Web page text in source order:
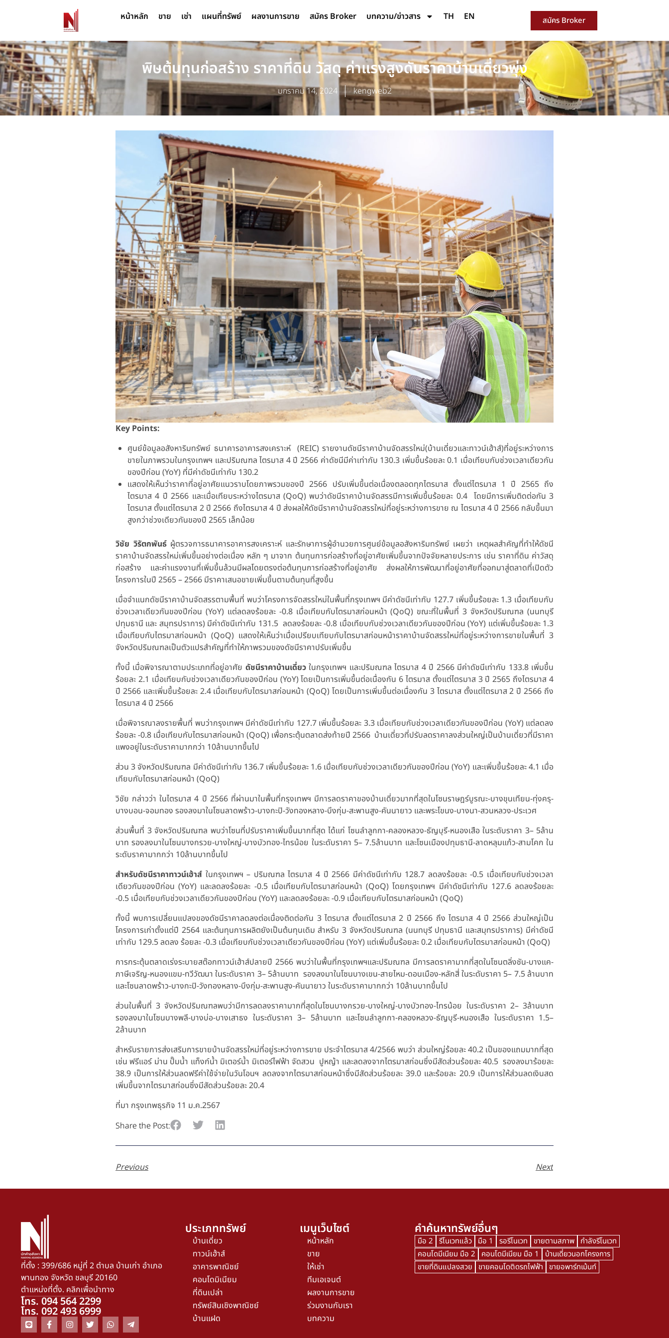
หน้าหลัก ขาย เช่า แผนที่ทรัพย์ ผลงานการขาย สมัคร Broker บทความ/ข่าวสาร TH EN สมัคร Broker
พิษต้นทุนก่อสร้าง ราคาที่ดิน วัสดุ ค่าแรงสูงดันราคาบ้านเดี่ยวพุ่ง
มกราคม 14, 2024 kengweb2
Key Points:
ศูนย์ข้อมูลอสังหาริมทรัพย์ ธนาคารอาคารสงเคราะห์ (REIC) รายงานดัชนีราคาบ้านจัดสรรใหม่(บ้านเดี่ยวและทาวน์เฮ้าส์)ที่อยู่ระหว่างการ
ขายในภาพรวมในกรุงเทพฯ และปริมณฑล ไตรมาส 4 ปี 2566 ค่าดัชนีมีค่าเท่ากับ 130.3 เพิ่มขึ้นร้อยละ 0.1 เมื่อเทียบกับช่วงเวลาเดียวกัน
ของปีก่อน (YoY) ที่มีค่าดัชนีเท่ากับ 130.2
แสดงให้เห็นว่าราคาที่อยู่อาศัยแนวราบโดยภาพรวมของปี 2566 ปรับเพิ่มขึ้นต่อเนื่องตลอดทุกไตรมาส ตั้งแต่ไตรมาส 1 ปี 2565 ถึง
ไตรมาส 4 ปี 2566 และเมื่อเทียบระหว่างไตรมาส (QoQ) พบว่าดัชนีราคาบ้านจัดสรรมีการเพิ่มขึ้นร้อยละ 0.4 โดยมีการเพิ่มติดต่อกัน 3
ไตรมาส ตั้งแต่ไตรมาส 2 ปี 2566 ถึงไตรมาส 4 ปี ส่งผลให้ดัชนีราคาบ้านจัดสรรใหม่ที่อยู่ระหว่างการขาย ณ ไตรมาส 4 ปี 2566 กลับขึ้นมา
สูงกว่าช่วงเดียวกันของปี 2565 เล็กน้อย
วิชัย วิรัตกพันธ์ผู้ตรวจการธนาคารอาคารสงเคราะห์ และรักษาการผู้อำนวยการศูนย์ข้อมูลอสังหาริมทรัพย์ เผยว่า เหตุผลสำคัญที่ทำให้ดัชนี
ราคาบ้านจัดสรรใหม่เพิ่มขึ้นอย่างต่อเนื่อง หลัก ๆ มาจาก ต้นทุนการก่อสร้างที่อยู่อาศัยเพิ่มขึ้นจากปัจจัยหลายประการ เช่น ราคาที่ดิน ค่าวัสดุ
ก่อสร้าง และค่าแรงงานที่เพิ่มขึ้นล้วนมีผลโดยตรงต่อต้นทุนการก่อสร้างที่อยู่อาศัย ส่งผลให้การพัฒนาที่อยู่อาศัยที่ออกมาสู่ตลาดที่เปิดตัว
โครงการในปี 2565 – 2566 มีราคาเสนอขายเพิ่มขึ้นตามต้นทุนที่สูงขึ้น
เมื่อจำแนกดัชนีราคาบ้านจัดสรรตามพื้นที่ พบว่าโครงการจัดสรรใหม่ในพื้นที่กรุงเทพฯ มีค่าดัชนีเท่ากับ 127.7 เพิ่มขึ้นร้อยละ 1.3 เมื่อเทียบกับ
ช่วงเวลาเดียวกันของปีก่อน (YoY) แต่ลดลงร้อยละ -0.8 เมื่อเทียบกับไตรมาสก่อนหน้า (QoQ) ขณะที่ในพื้นที่ 3 จังหวัดปริมณฑล (นนทบุรี
ปทุมธานี และ สมุทรปราการ) มีค่าดัชนีเท่ากับ 131.5 ลดลงร้อยละ -0.8 เมื่อเทียบกับช่วงเวลาเดียวกันของปีก่อน (YoY) แต่เพิ่มขึ้นร้อยละ 1.3
เมื่อเทียบกับไตรมาสก่อนหน้า (QoQ) แสดงให้เห็นว่าเมื่อเปรียบเทียบกับไตรมาสก่อนหน้าราคาบ้านจัดสรรใหม่ที่อยู่ระหว่างการขายในพื้นที่ 3
จังหวัดปริมณฑลเป็นตัวแปรสำคัญที่ทำให้ภาพรวมของดัชนีราคาปรับเพิ่มขึ้น
ทั้งนี้ เมื่อพิจารณาตามประเภทที่อยู่อาศัย ดัชนีราคาบ้านเดี่ยวในกรุงเทพฯ และปริมณฑล ไตรมาส 4 ปี 2566 มีค่าดัชนีเท่ากับ 133.8 เพิ่มขึ้น
ร้อยละ 2.1 เมื่อเทียบกับช่วงเวลาเดียวกันของปีก่อน (YoY) โดยเป็นการเพิ่มขึ้นต่อเนื่องกัน 6 ไตรมาส ตั้งแต่ไตรมาส 3 ปี 2565 ถึงไตรมาส 4
ปี 2566 และเพิ่มขึ้นร้อยละ 2.4 เมื่อเทียบกับไตรมาสก่อนหน้า (QoQ) โดยเป็นการเพิ่มขึ้นต่อเนื่องกัน 3 ไตรมาส ตั้งแต่ไตรมาส 2 ปี 2566 ถึง
ไตรมาส 4 ปี 2566
เมื่อพิจารณาลงรายพื้นที่ พบว่ากรุงเทพฯ มีค่าดัชนีเท่ากับ 127.7 เพิ่มขึ้นร้อยละ 3.3 เมื่อเทียบกับช่วงเวลาเดียวกันของปีก่อน (YoY) แต่ลดลง
ร้อยละ -0.8 เมื่อเทียบกับไตรมาสก่อนหน้า (QoQ) เพื่อกระตุ้นตลาดส่งท้ายปี 2566 บ้านเดี่ยวที่ปรับลดราคาลงส่วนใหญ่เป็นบ้านเดี่ยวที่มีราคา
แพงอยู่ในระดับราคามากกว่า 10ล้านบาทขึ้นไป
ส่วน 3 จังหวัดปริมณฑล มีค่าดัชนีเท่ากับ 136.7 เพิ่มขึ้นร้อยละ 1.6 เมื่อเทียบกับช่วงเวลาเดียวกันของปีก่อน (YoY) และเพิ่มขึ้นร้อยละ 4.1 เมื่อ
เทียบกับไตรมาสก่อนหน้า (QoQ)
วิชัย กล่าวว่า ในไตรมาส 4 ปี 2566 ที่ผ่านมาในพื้นที่กรุงเทพฯ มีการลดราคาของบ้านเดี่ยวมากที่สุดในโซนราษฎร์บูรณะ-บางขุนเทียน-ทุ่งครุ-
บางบอน-จอมทอง รองลงมาในโซนลาดพร้าว-บางกะปิ-วังทองหลาง-บึงกุ่ม-สะพานสูง-คันนายาว และพระโขนง-บางนา-สวนหลวง-ประเวศ
ส่วนพื้นที่ 3 จังหวัดปริมณฑล พบว่าโซนที่ปรับราคาเพิ่มขึ้นมากที่สุด ได้แก่ โซนลำลูกกา-คลองหลวง-ธัญบุรี-หนองเสือ ในระดับราคา 3– 5ล้าน
บาท รองลงมาในโซนบางกรวย-บางใหญ่-บางบัวทอง-ไทรน้อย ในระดับราคา 5– 7.5ล้านบาท และโซนเมืองปทุมธานี-ลาดหลุมแก้ว-สามโคก ใน
ระดับราคามากกว่า 10ล้านบาทขึ้นไป
สำหรับดัชนีราคาทาวน์เฮ้าส์ ในกรุงเทพฯ – ปริมณฑล ไตรมาส 4 ปี 2566 มีค่าดัชนีเท่ากับ 128.7 ลดลงร้อยละ -0.5 เมื่อเทียบกับช่วงเวลา
เดียวกันของปีก่อน (YoY) และลดลงร้อยละ -0.5 เมื่อเทียบกับไตรมาสก่อนหน้า (QoQ) โดยกรุงเทพฯ มีค่าดัชนีเท่ากับ 127.6 ลดลงร้อยละ
-0.5 เมื่อเทียบกับช่วงเวลาเดียวกันของปีก่อน (YoY) และลดลงร้อยละ -0.9 เมื่อเทียบกับไตรมาสก่อนหน้า (QoQ)
ทั้งนี้ พบการเปลี่ยนแปลงของดัชนีราคาลดลงต่อเนื่องติดต่อกัน 3 ไตรมาส ตั้งแต่ไตรมาส 2 ปี 2566 ถึง ไตรมาส 4 ปี 2566 ส่วนใหญ่เป็น
โครงการเก่าตั้งแต่ปี 2564 และต้นทุนการผลิตยังเป็นต้นทุนเดิม สำหรับ 3 จังหวัดปริมณฑล (นนทบุรี ปทุมธานี และสมุทรปราการ) มีค่าดัชนี
เท่ากับ 129.5 ลดลง ร้อยละ -0.3 เมื่อเทียบกับช่วงเวลาเดียวกันของปีก่อน (YoY) แต่เพิ่มขึ้นร้อยละ 0.2 เมื่อเทียบกับไตรมาสก่อนหน้า (QoQ)
การกระตุ้นตลาดเร่งระบายสต๊อกทาวน์เฮ้าส์ปลายปี 2566 พบว่าในพื้นที่กรุงเทพฯและปริมณฑล มีการลดราคามากที่สุดในโซนตลิ่งชัน-บางแค-
ภาษีเจริญ-หนองแขม-ทวีวัฒนา ในระดับราคา 3– 5ล้านบาท รองลงมาในโซนบางเขน-สายไหม-ดอนเมือง-หลักสี่ ในระดับราคา 5– 7.5 ล้านบาท
และโซนลาดพร้าว-บางกะปิ-วังทองหลาง-บึงกุ่ม-สะพานสูง-คันนายาว ในระดับราคามากกว่า 10ล้านบาทขึ้นไป
ส่วนในพื้นที่ 3 จังหวัดปริมณฑลพบว่ามีการลดลงราคามากที่สุดในโซนบางกรวย-บางใหญ่-บางบัวทอง-ไทรน้อย ในระดับราคา 2– 3ล้านบาท
รองลงมาในโซนบางพลี-บางบ่อ-บางเสาธง ในระดับราคา 3– 5ล้านบาท และโซนลำลูกกา-คลองหลวง-ธัญบุรี-หนองเสือ ในระดับราคา 1.5–
2ล้านบาท
สำหรับรายการส่งเสริมการขายบ้านจัดสรรใหม่ที่อยู่ระหว่างการขาย ประจำไตรมาส 4/2566 พบว่า ส่วนใหญ่ร้อยละ 40.2 เป็นของแถมมากที่สุด
เช่น ฟรีแอร์ ม่าน ปั๊มน้ำ แท็งก์น้ำ มิเตอร์น้ำ มิเตอร์ไฟฟ้า จัดสวน ปูหญ้า และลดลงจากไตรมาสก่อนซึ่งมีสัดส่วนร้อยละ 40.5 รองลงมาร้อยละ
38.9 เป็นการให้ส่วนลดฟรีค่าใช้จ่ายในวันโอนฯ ลดลงจากไตรมาสก่อนหน้าซึ่งมีสัดส่วนร้อยละ 39.0 และร้อยละ 20.9 เป็นการให้ส่วนลดเงินสด
เพิ่มขึ้นจากไตรมาสก่อนซึ่งมีสัดส่วนร้อยละ 20.4
ที่มา กรุงเทพธุรกิจ 11 ม.ค.2567
Share the Post:
Previous Next
ที่ตั้ง : 399/686 หมู่ที่ 2 ตำบล บ้านเก่า อำเภอ
พานทอง จังหวัด ชลบุรี 20160
ตำแหน่งที่ตั้ง. คลิกเพื่อนำทาง
โทร. 094 564 2299
โทร. 092 493 6999
ประเภททรัพย์
บ้านเดี่ยว
ทาวน์เฮ้าส์
อาคารพาณิชย์
คอนโดมิเนียม
ที่ดินเปล่า
ทรัพย์สินเชิงพาณิชย์
บ้านแฝด
เมนูเว็บไซต์
หน้าหลัก
ขาย
ให้เช่า
ทีมเอเจนต์
ผลงานการขาย
ร่วมงานกับเรา
บทความ
คำค้นหาทรัพย์อื่นๆ
มือ 2 รีโนเวทแล้ว มือ 1 รอรีโนเวท ขายตามสภาพ กำลังรีโนเวท
คอนโดมีเนียม มือ 2
คอนโดมีเนียม มือ 1
บ้านเดี่ยวนอกโครงการ
ขายที่ดินแปลงสวย
ขายคอนโดติดรถไฟฟ้า ขายอพาร์ทเม้นท์